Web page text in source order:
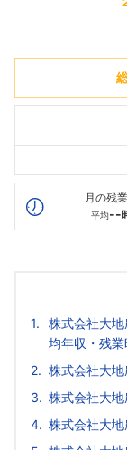
最高年収
月の残
平均--
株式会社大
均年収・残業
株式会社大
株式会社大地
株式会社大